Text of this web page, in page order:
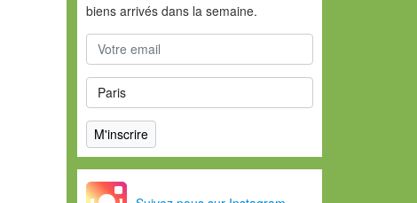
biens arrivés dans la semaine.